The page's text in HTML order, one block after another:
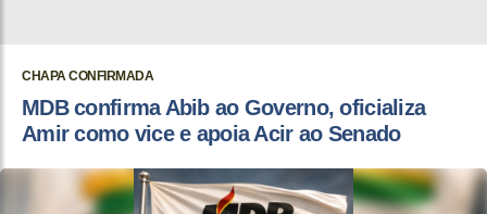
CHAPA CONFIRMADA
MDB confirma Abib ao Governo, oficializa
Amir como vice e apoia Acir ao Senado